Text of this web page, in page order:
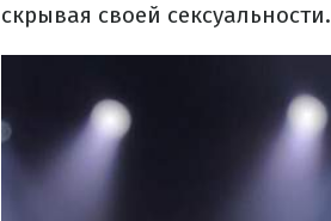
скрывая своей сексуальности.